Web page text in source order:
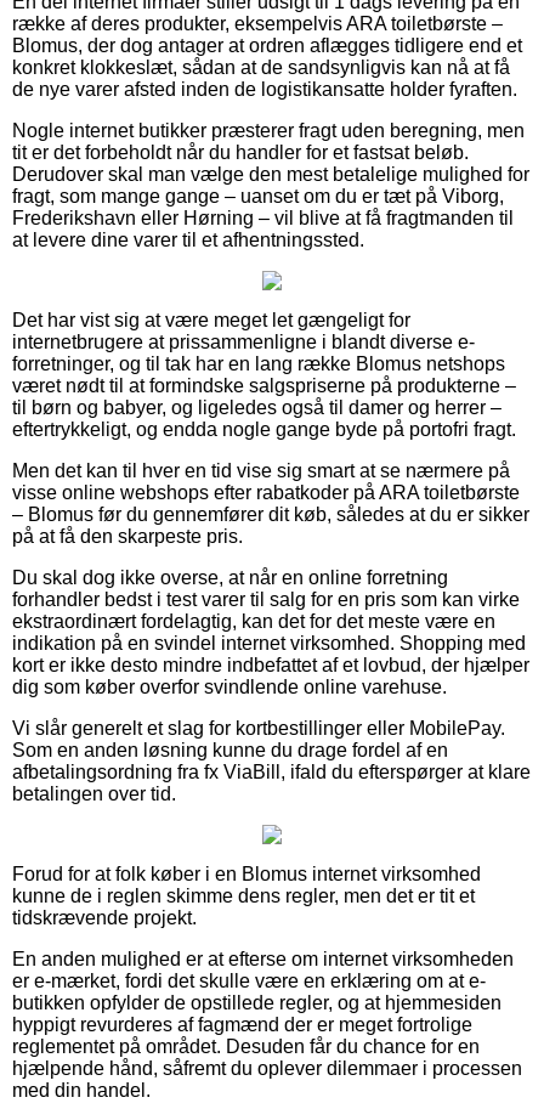
række af deres produkter, eksempelvis ARA toiletbørste –
Blomus, der dog antager at ordren aflægges tidligere end et
konkret klokkeslæt, sådan at de sandsynligvis kan nå at få
de nye varer afsted inden de logistikansatte holder fyraften.
Nogle internet butikker præsterer fragt uden beregning, men
tit er det forbeholdt når du handler for et fastsat beløb.
Derudover skal man vælge den mest betalelige mulighed for
fragt, som mange gange – uanset om du er tæt på Viborg,
Frederikshavn eller Hørning – vil blive at få fragtmanden til
at levere dine varer til et afhentningssted.
Det har vist sig at være meget let gængeligt for
internetbrugere at prissammenligne i blandt diverse e-
forretninger, og til tak har en lang række Blomus netshops
været nødt til at formindske salgspriserne på produkterne –
til børn og babyer, og ligeledes også til damer og herrer –
eftertrykkeligt, og endda nogle gange byde på portofri fragt.
Men det kan til hver en tid vise sig smart at se nærmere på
visse online webshops efter rabatkoder på ARA toiletbørste
– Blomus før du gennemfører dit køb, således at du er sikker
på at få den skarpeste pris.
Du skal dog ikke overse, at når en online forretning
forhandler bedst i test varer til salg for en pris som kan virke
ekstraordinært fordelagtig, kan det for det meste være en
indikation på en svindel internet virksomhed. Shopping med
kort er ikke desto mindre indbefattet af et lovbud, der hjælper
dig som køber overfor svindlende online varehuse.
Vi slår generelt et slag for kortbestillinger eller MobilePay.
Som en anden løsning kunne du drage fordel af en
afbetalingsordning fra fx ViaBill, ifald du efterspørger at klare
betalingen over tid.
Forud for at folk køber i en Blomus internet virksomhed
kunne de i reglen skimme dens regler, men det er tit et
tidskrævende projekt.
En anden mulighed er at efterse om internet virksomheden
er e-mærket, fordi det skulle være en erklæring om at e-
butikken opfylder de opstillede regler, og at hjemmesiden
hyppigt revurderes af fagmænd der er meget fortrolige
reglementet på området. Desuden får du chance for en
hjælpende hånd, såfremt du oplever dilemmaer i processen
med din handel.